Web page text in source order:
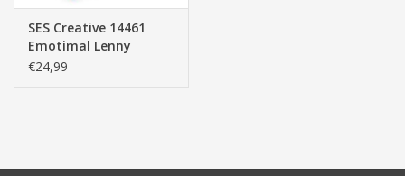
Speelgoed & hobby
Cadeau & feest
SES Creative 14461
Emotimal Lenny
€24,99